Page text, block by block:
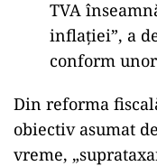
TVA
inflației”, a
conform
Din reforma
obiectiv asumat
vreme,